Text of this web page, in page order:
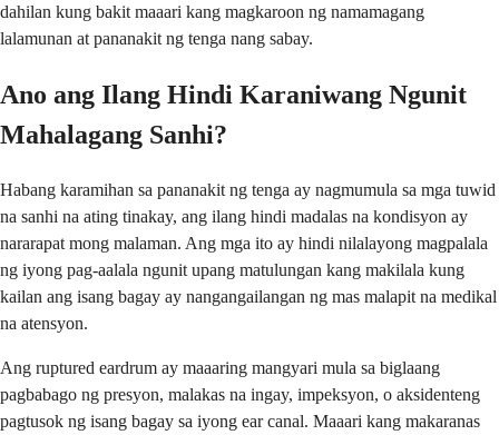
dahilan kung bakit maaari kang magkaroon ng namamagang
lalamunan at pananakit ng tenga nang sabay.
Ano ang Ilang Hindi Karaniwang Ngunit
Mahalagang Sanhi?
Habang karamihan sa pananakit ng tenga ay nagmumula sa mga tuwid
na sanhi na ating tinakay, ang ilang hindi madalas na kondisyon ay
nararapat mong malaman. Ang mga ito ay hindi nilalayong magpalala
ng iyong pag-aalala ngunit upang matulungan kang makilala kung
kailan ang isang bagay ay nangangailangan ng mas malapit na medikal
na atensyon.
Ang ruptured eardrum ay maaaring mangyari mula sa biglaang
pagbabago ng presyon, malakas na ingay, impeksyon, o aksidenteng
pagtusok ng isang bagay sa iyong ear canal. Maaari kang makaranas